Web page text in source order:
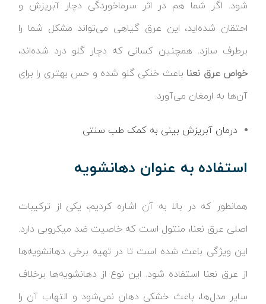
شود. اگر شما هم در اثر سرماخوردگی دچار آبریزش و
احتقان شده‌اید، این عرق گیاهی می‌تواند مشکل شما را
برطرف سازد. همچنین کسانی که دچار گلو درد شده‌اند،
خواص عرق نعنا باعث خنکی گلو شده و حس بهتری را برای
آن‌ها به ارمغان می‌آورد.
درمان آبریزش بینی به کمک طب سنتی
استفاده به عنوان دهانشویه
همانطور که در بالا به آن اشاره کردیم، یکی از ترکیبات
اصلی عرق نعنا، منتول است که خاصیت ضد میکروبی دارد.
این ویژگی باعث شده است تا در تهیه برخی دهانشویه‌ها
از عرق نعنا استفاده شود. این نوع از دهانشویه‌ها برخلاف
سایر مدل‌ها، باعث خشکی دهان نمی‌شود و التهاب آن را